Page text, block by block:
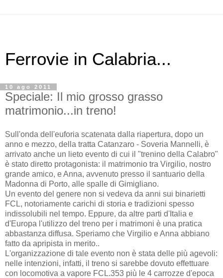
Ferrovie in Calabria...
10 ago 2011
Speciale: Il mio grosso grasso
matrimonio...in treno!
Sull'onda dell'euforia scatenata dalla riapertura, dopo un
anno e mezzo, della tratta Catanzaro - Soveria Mannelli, è
arrivato anche un lieto evento di cui il "trenino della Calabro"
è stato diretto protagonista: il matrimonio tra Virgilio, nostro
grande amico, e Anna, avvenuto presso il santuario della
Madonna di Porto, alle spalle di Gimigliano.
Un evento del genere non si vedeva da anni sui binarietti
FCL, notoriamente carichi di storia e tradizioni spesso
indissolubili nel tempo. Eppure, da altre parti d'Italia e
d'Europa l'utilizzo del treno per i matrimoni è una pratica
abbastanza diffusa. Speriamo che Virgilio e Anna abbiano
fatto da apripista in merito..
L'organizzazione di tale evento non è stata delle più agevoli:
nelle intenzioni, infatti, il treno si sarebbe dovuto effettuare
con locomotiva a vapore FCL.353 più le 4 carrozze d'epoca